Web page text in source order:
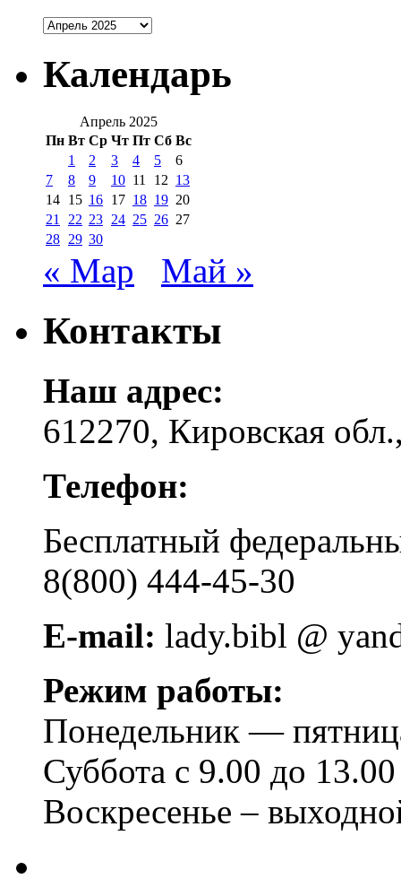
Архивы
Календарь
Апрель 2025
Пн Вт Ср Чт Пт Сб Вс
1
2 3 4 5
6
7
8 9 10 11 12 13
14 15 16 17 18 19 20
21
22 23 24 25 26 27
28 29 30
« Мар Май »
Контакты
Наш адрес:
612270, Кировская
Телефон:
Бесплатный
8(800) 444-45-30
E-mail: lady.bibl @
Режим работы:
Понедельник —
Суббота с 9.00 до 13.00
Воскресенье –